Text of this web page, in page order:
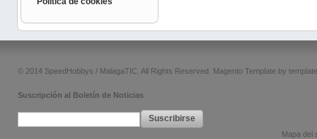
© 2014 SpeedHobbys / MalagaTIC. All Rights Reserved. Magento Template by
Suscripción al Boletín de Noticias
Suscribirse
Mapa del